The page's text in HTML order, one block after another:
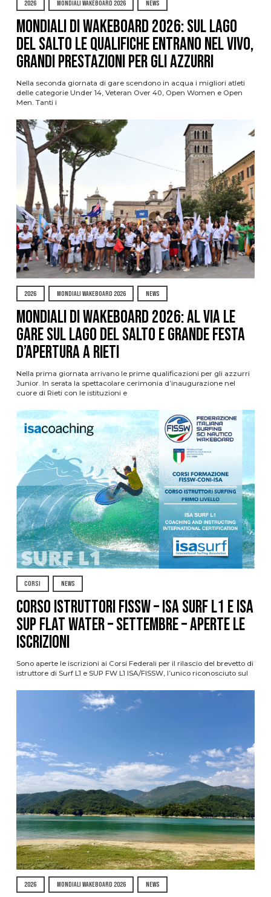
2026 MONDIALI WAKEBOARD 2026 NEWS
Mondiali di Wakeboard 2026: sul Lago
del Salto le qualifiche entrano nel vivo,
grandi prestazioni per gli azzurri
Nella seconda giornata di gare scendono in acqua i migliori atleti
delle categorie Under 14, Veteran Over 40, Open Women e Open
Men. Tanti i
2026 MONDIALI WAKEBOARD 2026 NEWS
Mondiali di Wakeboard 2026: al via le
gare sul Lago del Salto e grande festa
d’apertura a Rieti
Nella prima giornata arrivano le prime qualificazioni per gli azzurri
Junior. In serata la spettacolare cerimonia d’inaugurazione nel
cuore di Rieti con le istituzioni e
CORSI NEWS
CORSO ISTRUTTORI FISSW – ISA SURF L1 e ISA
SUP Flat Water – SETTEMBRE – APERTE LE
ISCRIZIONI
Sono aperte le iscrizioni ai Corsi Federali per il rilascio del brevetto di
istruttore di Surf L1 e SUP FW L1 ISA/FISSW, l’unico riconosciuto sul
2026 MONDIALI WAKEBOARD 2026 NEWS